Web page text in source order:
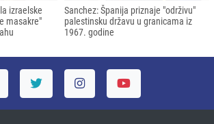
izraelske
masakre"
Sanchez: Španija priznaje "održivu"
palestinsku državu u granicama iz
1967. godine